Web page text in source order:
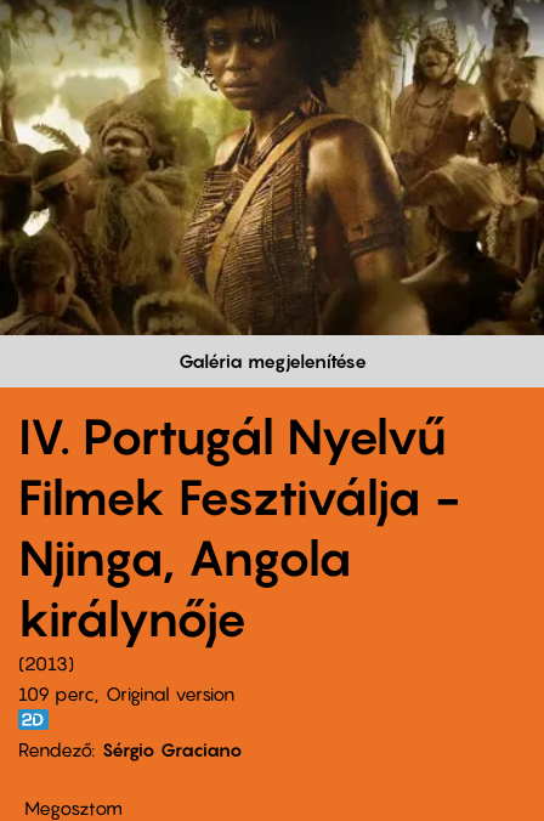
Galéria megjelenítése
IV. Portugál Nyelvű
Filmek Fesztiválja -
Njinga, Angola
királynője
2013
109 perc,
Original version
Rendező Sérgio Graciano
Megosztom